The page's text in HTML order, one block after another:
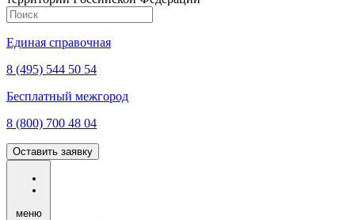
Единая справочная
8 (495) 544 50 54
Бесплатный межгород
8 (800) 700 48 04
Оставить заявку
меню